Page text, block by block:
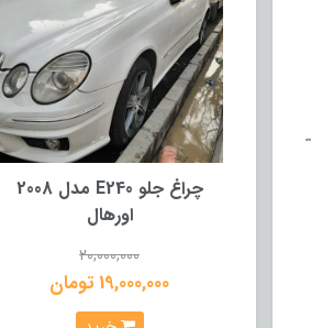
چراغ جلو E240 مدل 2008
اورهال
20,000,000
19,000,000 تومان